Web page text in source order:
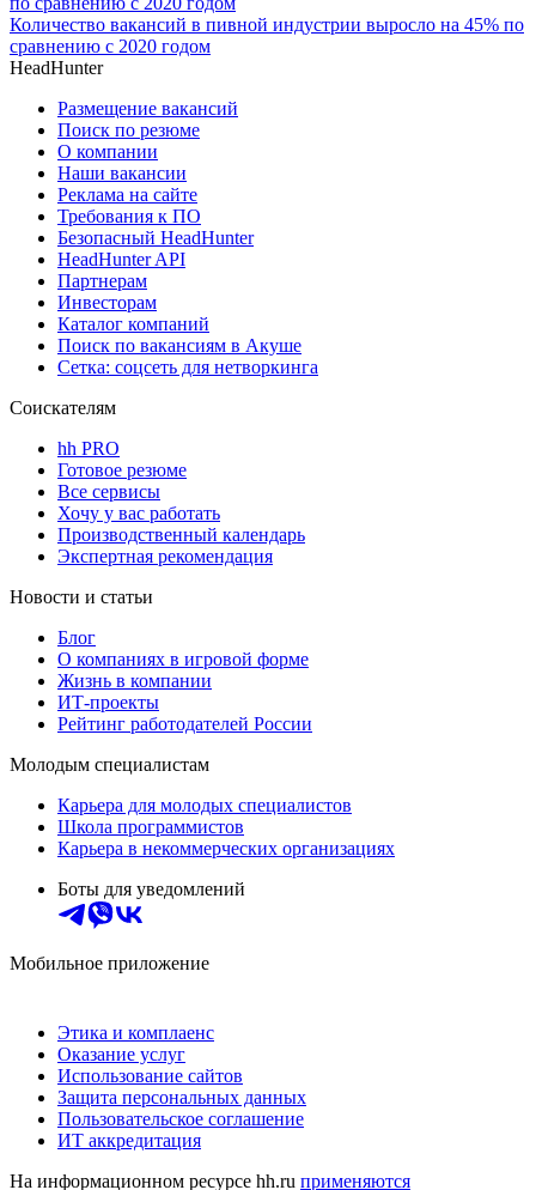
Количество вакансий в пивной индустрии выросло на 45% по
сравнению с 2020 годом
HeadHunter
Размещение вакансий
Поиск по резюме
О компании
Наши вакансии
Реклама на сайте
Требования к ПО
Безопасный HeadHunter
HeadHunter API
Партнерам
Инвесторам
Каталог компаний
Поиск по вакансиям в Акуше
Сетка: соцсеть для нетворкинга
Соискателям
hh PRO
Готовое резюме
Все сервисы
Хочу у вас работать
Производственный календарь
Экспертная рекомендация
Новости и статьи
Блог
О компаниях в игровой форме
Жизнь в компании
ИТ-проекты
Рейтинг работодателей России
Молодым специалистам
Карьера для молодых специалистов
Школа программистов
Карьера в некоммерческих организациях
Боты для уведомлений
Мобильное приложение
Этика и комплаенс
Оказание услуг
Использование сайтов
Защита персональных данных
Пользовательское соглашение
ИТ аккредитация
На информационном ресурсе hh.ru применяются